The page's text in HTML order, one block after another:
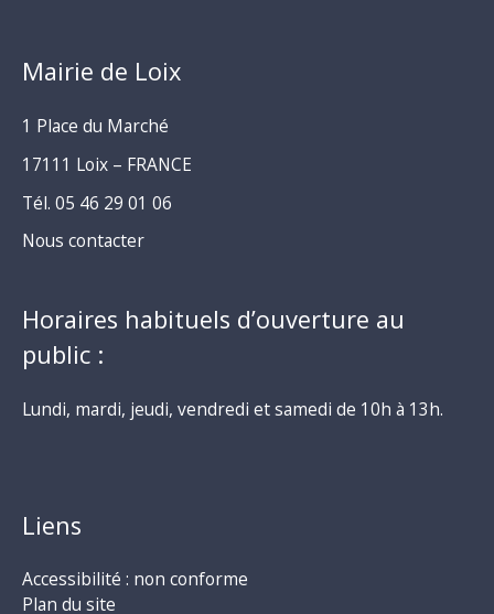
Mairie de Loix
1 Place du Marché
17111 Loix – FRANCE
Tél. 05 46 29 01 06
Nous contacter
Horaires habituels d’ouverture au
public :
Lundi, mardi, jeudi, vendredi et samedi de 10h à 13h.
Liens
Accessibilité : non conforme
Plan du site